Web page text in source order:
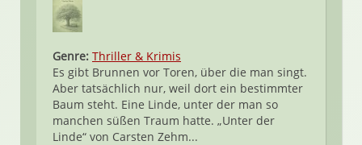
Genre: Thriller & Krimis
Es gibt Brunnen vor Toren, über die man singt.
Aber tatsächlich nur, weil dort ein bestimmter
Baum steht. Eine Linde, unter der man so
manchen süßen Traum hatte. „Unter der
Linde“ von Carsten Zehm...